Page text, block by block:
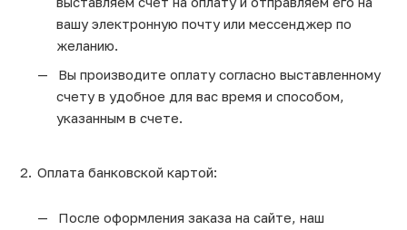
вашу электронную почту или мессенджер по
желанию.
Вы производите оплату согласно выставленному
счету в удобное для вас время и способом,
указанным в счете.
Оплата банковской картой:
После оформления заказа на сайте, наш